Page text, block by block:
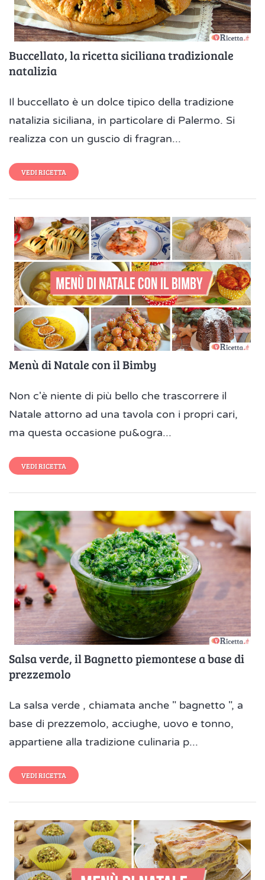
Buccellato, la ricetta siciliana tradizionale
natalizia
Il buccellato è un dolce tipico della tradizione
natalizia siciliana, in particolare di Palermo. Si
realizza con un guscio di fragran...
VEDI RICETTA
Menù di Natale con il Bimby
Non c'è niente di più bello che trascorrere il
Natale attorno ad una tavola con i propri cari,
ma questa occasione pu&ogra...
VEDI RICETTA
Salsa verde, il Bagnetto piemontese a base di
prezzemolo
La salsa verde , chiamata anche " bagnetto ", a
base di prezzemolo, acciughe, uovo e tonno,
appartiene alla tradizione culinaria p...
VEDI RICETTA